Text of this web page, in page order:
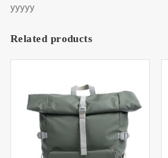
yyyyy
Related products